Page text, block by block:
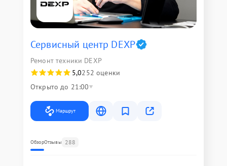
Сервисный центр DEXP
Ремонт техники DEXP
5,0252 оценки
Открыто до 21:00
Маршрут
ОбзорОтзывы 288